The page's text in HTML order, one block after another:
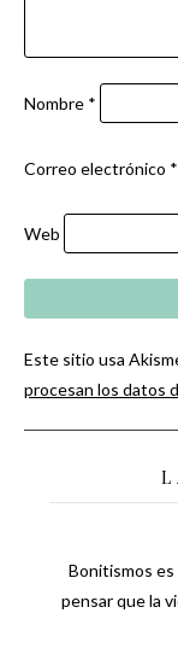
Nombre *
Correo electrónico *
Web
Este sitio usa
procesan los datos
Bonitismos es
pensar que la